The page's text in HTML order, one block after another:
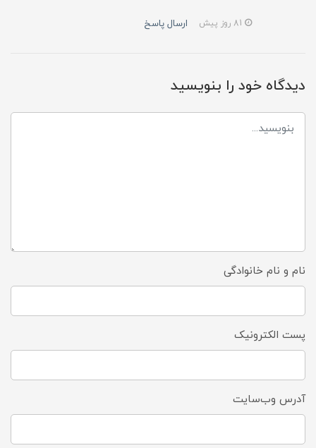
ارسال پاسخ
دیدگاه خود را بنویسید
نام و نام خانوادگی
پست الکترونیک
آدرس وب‌سایت